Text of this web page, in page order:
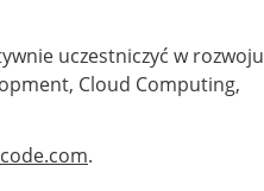
uczestniczyć w rozwoju
Cloud Computing,
.